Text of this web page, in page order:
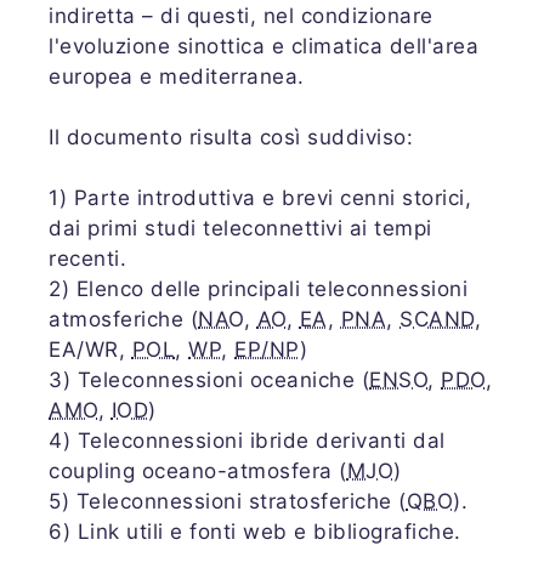
indiretta – di questi, nel condizionare
l'evoluzione sinottica e climatica dell'area
europea e mediterranea.
Il documento risulta così suddiviso:
1) Parte introduttiva e brevi cenni storici,
dai primi studi teleconnettivi ai tempi
recenti.
2) Elenco delle principali teleconnessioni
atmosferiche (NAO, AO, EA, PNA, SCAND,
EA/WR, POL, WP, EP/NP)
3) Teleconnessioni oceaniche (ENSO, PDO,
AMO, IOD)
4) Teleconnessioni ibride derivanti dal
coupling oceano-atmosfera (MJO)
5) Teleconnessioni stratosferiche (QBO).
6) Link utili e fonti web e bibliografiche.